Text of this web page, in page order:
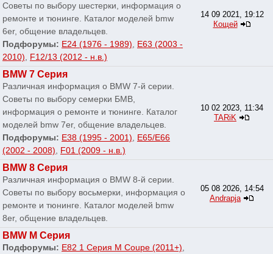
Советы по выбору шестерки, информация о
ремонте и тюнинге. Каталог моделей bmw
6er, общение владельцев.
Подфорумы: E24 (1976 - 1989), E63 (2003 -
2010), F12/13 (2012 - н.в.)
14 09 2021, 19:12
Кощей
BMW 7 Серия
Различная информация о BMW 7-й серии.
Советы по выбору семерки БМВ,
информация о ремонте и тюнинге. Каталог
моделей bmw 7er, общение владельцев.
Подфорумы: E38 (1995 - 2001), E65/E66
(2002 - 2008), F01 (2009 - н.в.)
10 02 2023, 11:34
TARiK
BMW 8 Серия
Различная информация о BMW 8-й серии.
Советы по выбору восьмерки, информация о
ремонте и тюнинге. Каталог моделей bmw
8er, общение владельцев.
05 08 2026, 14:54
Andrapja
BMW M Серия
Подфорумы: E82 1 Серия M Coupe (2011+),